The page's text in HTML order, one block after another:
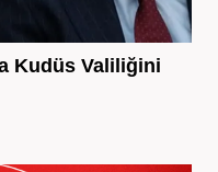
Kudüs Valiliğini